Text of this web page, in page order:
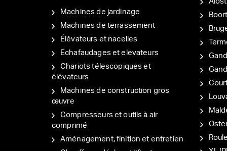
Machines de jardinage
Machines de terrassement
Élévateurs et nacelles
Echafaudages et elevateurs
Chariots télescopiques et
élévateurs
Machines de construction gros
œuvre
Compresseurs et outils à air
comprimé
Aménagement, finition et entretien